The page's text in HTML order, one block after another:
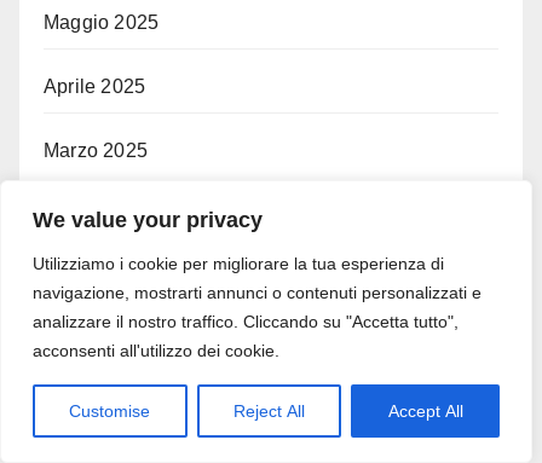
We value your privacy
Utilizziamo i cookie per migliorare la tua esperienza di
navigazione, mostrarti annunci o contenuti personalizzati e
analizzare il nostro traffico. Cliccando su "Accetta tutto",
acconsenti all'utilizzo dei cookie.
Customise Reject All Accept All
Maggio 2025
Aprile 2025
Marzo 2025
#Adessonews
#finsubito